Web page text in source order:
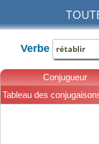
Verbe
Conjugueur
Tableau des